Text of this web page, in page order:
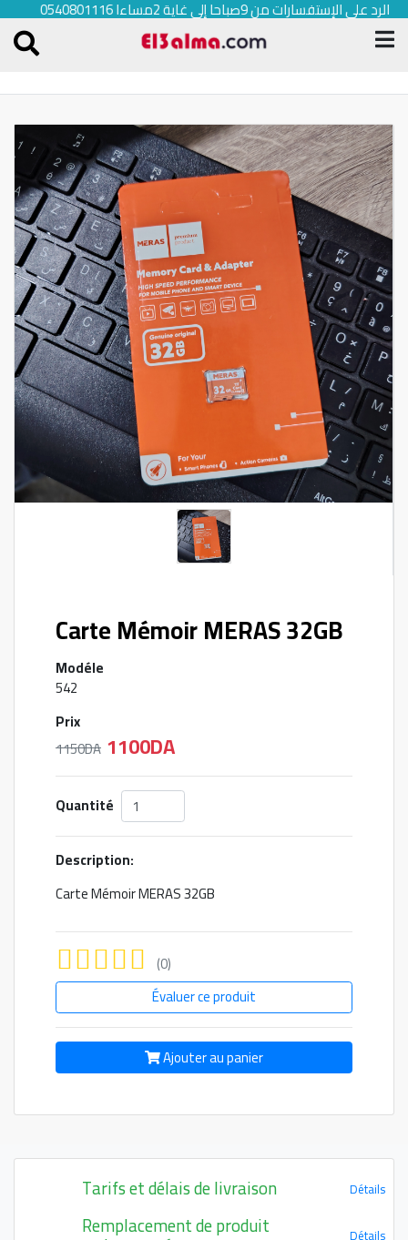
الرد على الإستفسارات من 9صباحا إلى غاية 2مساءا 0540801116
Carte Mémoir MERAS 32GB
Modéle
542
Prix
1150DA 1100DA
Quantité
Description:
Carte Mémoir MERAS 32GB
(0)
Évaluer ce produit
Ajouter au panier
Tarifs et délais de livraison Détails
Remplacement de produit Détails